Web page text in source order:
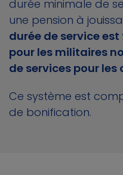
durée minimale de
une pension à
durée de service est
pour les militaires
de services pour les
Ce système est
de bonification.